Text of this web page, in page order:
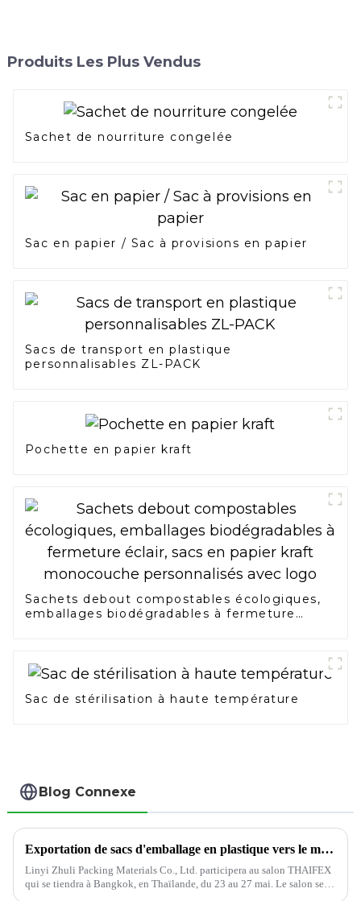
Produits Les Plus Vendus
Sachet de nourriture congelée
Sac en papier / Sac à provisions en papier
Sacs de transport en plastique
personnalisables ZL-PACK
Pochette en papier kraft
Sachets debout compostables écologiques,
emballages biodégradables à fermeture
Sac de stérilisation à haute température
Blog Connexe
Exportation de sacs d'emballage en plastique vers le marché thaïlandais
Linyi Zhuli Packing Materials Co., Ltd. participera au salon THAIFEX
qui se tiendra à Bangkok, en Thaïlande, du 23 au 27 mai. Le salon se